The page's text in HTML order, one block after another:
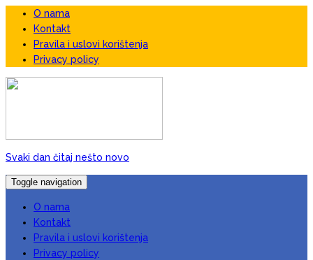
O nama
Kontakt
Pravila i uslovi korištenja
Privacy policy
Svaki dan čitaj nešto novo
Toggle navigation
O nama
Kontakt
Pravila i uslovi korištenja
Privacy policy